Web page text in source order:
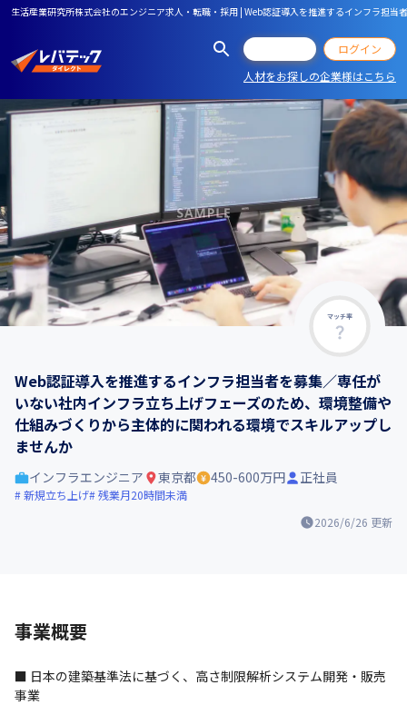
生活産業研究所株式会社のエンジニア求人・転職・採用 | Web認証導入を推進するインフラ担
ログイン
人材をお探しの企業様はこちら
マッチ率
Web認証導入を推進するインフラ担当者を募集／専任が
いない社内インフラ立ち上げフェーズのため、環境整備や
仕組みづくりから主体的に関われる環境でスキルアップし
ませんか
2026/6/26 更新
インフラエンジニア 東京都 450-600万円 正社員
新規立ち上げ 残業月20時間未満
事業概要
■ 日本の建築基準法に基づく、高さ制限解析システム開発・販売
事業